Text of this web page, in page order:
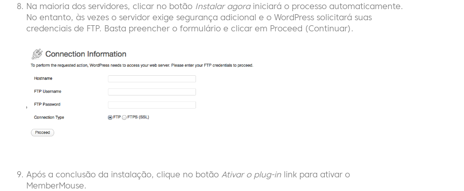
Na maioria dos servidores, clicar no botão Instalar agorainiciará o processo automaticamente.
No entanto, às vezes o servidor exige segurança adicional e o WordPress solicitará suas
credenciais de FTP. Basta preencher o formulário e clicar em Proceed (Continuar).
Após a conclusão da instalação, clique no botão Ativar o plug-inlink para ativar o
MemberMouse.